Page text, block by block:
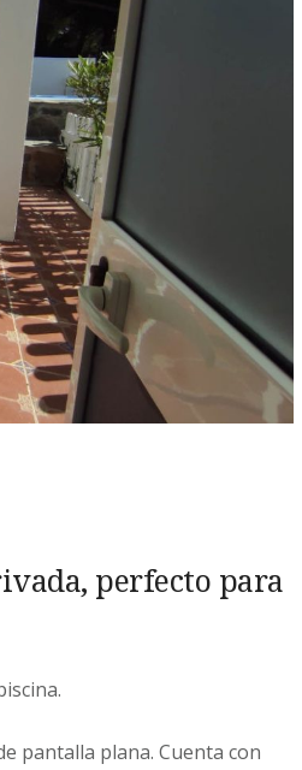
perfecto para
pantalla plana. Cuenta con